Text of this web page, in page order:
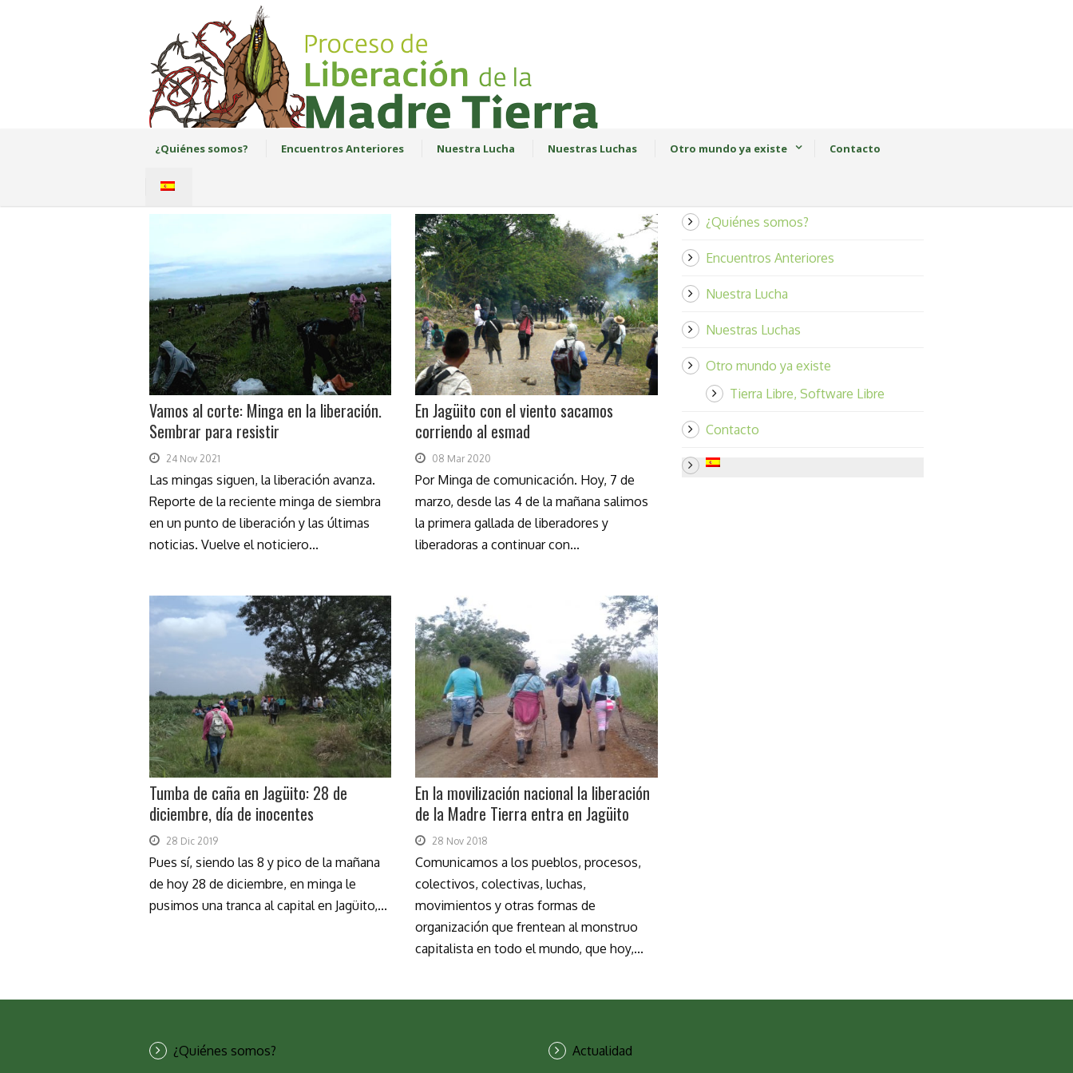
¿Quiénes somos? Encuentros Anteriores Nuestra Lucha Nuestras Luchas Otro mundo ya existe Contacto
Vamos al corte: Minga en la liberación.
Sembrar para resistir
24 Nov 2021
Las mingas siguen, la liberación avanza.
Reporte de la reciente minga de siembra
en un punto de liberación y las últimas
noticias. Vuelve el noticiero...
En Jagüito con el viento sacamos
corriendo al esmad
08 Mar 2020
Por Minga de comunicación. Hoy, 7 de
marzo, desde las 4 de la mañana salimos
la primera gallada de liberadores y
liberadoras a continuar con...
Tumba de caña en Jagüito: 28 de
diciembre, día de inocentes
28 Dic 2019
Pues sí, siendo las 8 y pico de la mañana
de hoy 28 de diciembre, en minga le
pusimos una tranca al capital en Jagüito,...
En la movilización nacional la liberación
de la Madre Tierra entra en Jagüito
28 Nov 2018
Comunicamos a los pueblos, procesos,
colectivos, colectivas, luchas,
movimientos y otras formas de
organización que frentean al monstruo
capitalista en todo el mundo, que hoy,...
¿Quiénes somos?
Encuentros Anteriores
Nuestra Lucha
Nuestras Luchas
Otro mundo ya existe
Tierra Libre, Software Libre
Contacto
¿Quiénes somos? Actualidad